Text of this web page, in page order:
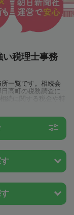
い税理士事務
一覧です。相続会
高町の税務調査に
続に関する税金や特
ょう。